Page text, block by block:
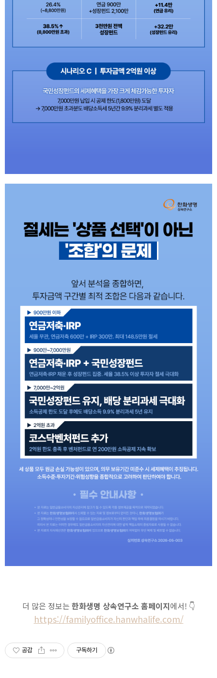
더 많은 정보는 한화생명 상속연구소 홈페이지에서! 👇
https://familyoffice.hanwhalife.com/
공감 구독하기